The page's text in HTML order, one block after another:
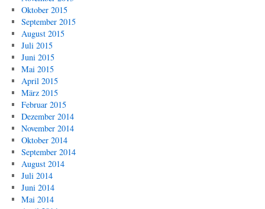
Oktober 2015
September 2015
August 2015
Juli 2015
Juni 2015
Mai 2015
April 2015
März 2015
Februar 2015
Dezember 2014
November 2014
Oktober 2014
September 2014
August 2014
Juli 2014
Juni 2014
Mai 2014